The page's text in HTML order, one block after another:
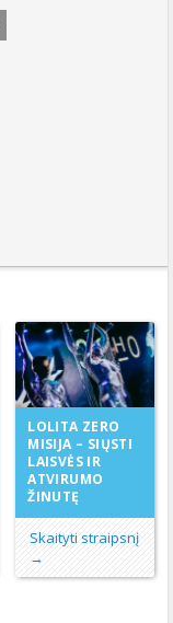
LOLITA ZERO
MISIJA – SIŲSTI
LAISVĖS IR
ATVIRUMO
ŽINUTĘ
Skaityti straipsnį
→